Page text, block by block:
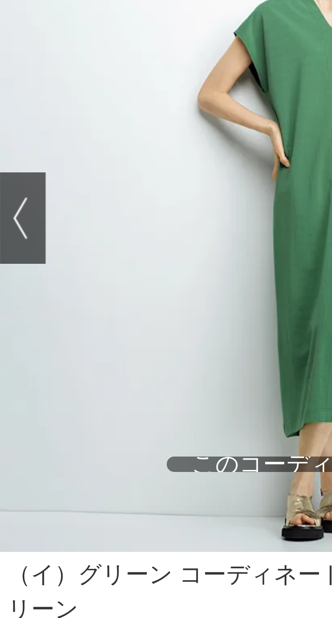
このコーデ
（イ）グリーン コーディネ
リーン